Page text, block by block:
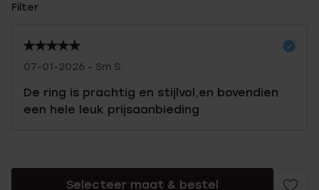
Filter
07-01-2026 - Sm S.
De ring is prachtig en stijlvol,en bovendien
een hele leuk prijsaanbieding
Selecteer maat & bestel